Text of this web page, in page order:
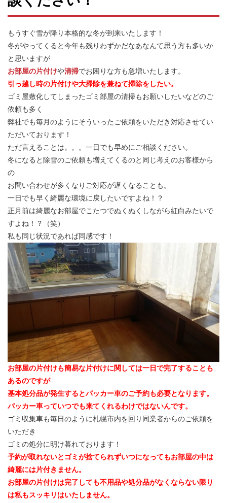
もうすぐ雪が降り本格的な冬が到来いたします！
冬がやってくると今年も残りわずかだなあなんて思う方も多いか
と思いますが
お部屋の片付けや清掃でお困りな方も急増いたします。
引っ越し時の片付けや大掃除を兼ねて掃除をしたい。
ゴミ屋敷化してしまったゴミ部屋の清掃もお願いしたいなどのご
依頼も多く
弊社でも毎月のようにそういったご依頼をいただき対応させてい
ただいております！
ただ言えることは。。。一日でも早めにご相談ください。
冬になると除雪のご依頼も増えてくるのと同じ考えのお客様から
の
お問い合わせが多くなりご対応が遅くなることも。
一日でも早く綺麗な環境に戻したいですよね！？
正月前は綺麗なお部屋でこたつでぬくぬくしながら紅白みたいで
すよね！？（笑）
私も同じ状況であれば同感です！
お部屋の片付けも簡易な片付けに関しては一日で完了することも
あるのですが
基本処分品が発生するとパッカー車のご予約も必要となります。
パッカー車っていつでも来てくれるわけではないんです。
ゴミ収集車も毎日のように札幌市内を回り同業者からのご依頼を
いただき
ゴミの処分に明け暮れております！
予約が取れないとゴミが捨てられずいつになってもお部屋の中は
綺麗には片付きません。
お部屋の片付けは完了しても不用品や処分品がなくならない限り
は私もスッキリはいたしません。